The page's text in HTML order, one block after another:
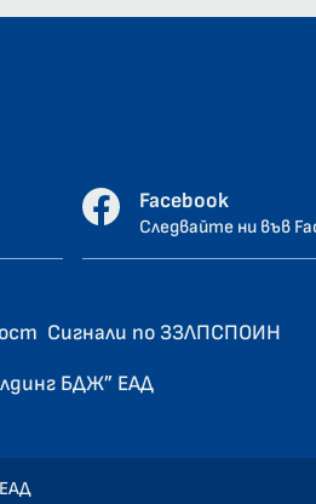
Facebook
Следвайте ни във
Сигнали по ЗЗЛПСПОИН
БДЖ” ЕАД